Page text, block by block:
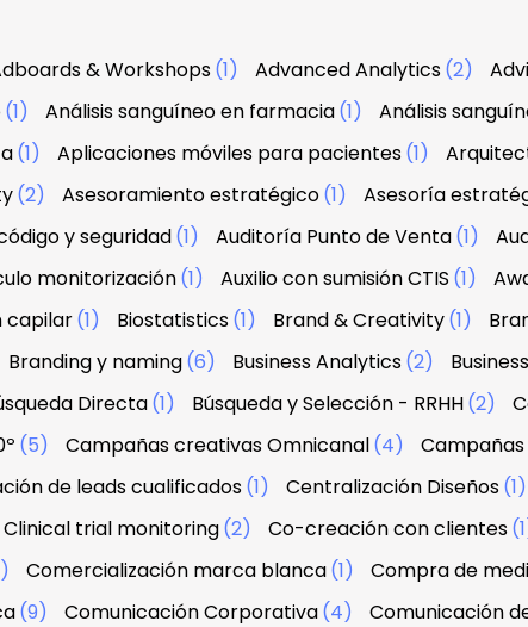
& Workshops(1) Advanced Analytics(2)
(1) Análisis sanguíneo en farmacia(1) Análisis
(1) Aplicaciones móviles para pacientes(1)
(2) Asesoramiento estratégico(1) Asesoría
y seguridad(1) Auditoría Punto de Venta(1)
monitorización(1) Auxilio con sumisión CTIS (1)
capilar(1) Biostatistics(1) Brand & Creativity(1)
Branding y naming(6) Business Analytics(2)
Directa(1) Búsqueda y Selección - RRHH(2)
(5) Campañas creativas Omnicanal(4)
de leads cualificados(1) Centralización Diseños(1)
Clinical trial monitoring(2) Co-creación con clientes
Comercialización marca blanca(1) Compra de
(9) Comunicación Corporativa(4) Comunicación